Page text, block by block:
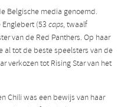
Belgische media genoemd.
(53 caps, twaalf
van de Red Panthers. Op haar
al tot de beste speelsters van de
verkozen tot Rising Star van het
Chili was een bewijs van haar